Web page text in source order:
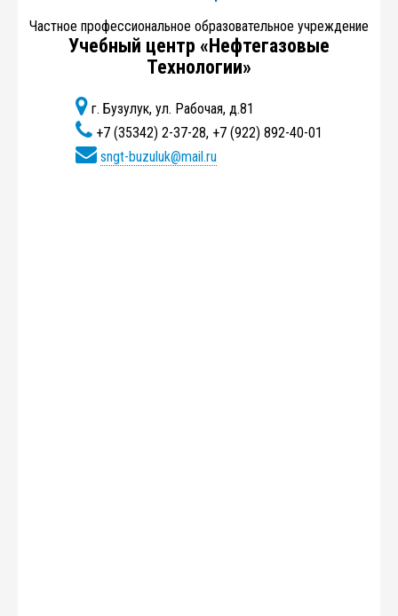
Частное профессиональное образовательное учреждение
Учебный центр «Нефтегазовые
Технологии»
г. Бузулук, ул. Рабочая, д.81
+7 (35342) 2-37-28, +7 (922) 892-40-01
sngt-buzuluk@mail.ru